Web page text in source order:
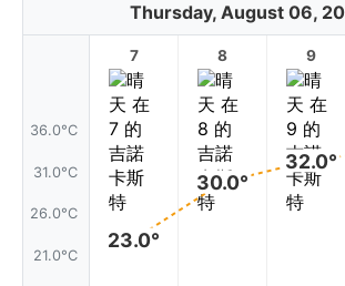
Thursday, August 06,
36.0°C
31.0°C
26.0°C
21.0°C
7
23.0°
8
30.0°
9
32.0°